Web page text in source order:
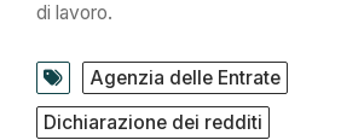
di lavoro.
Agenzia delle Entrate
Dichiarazione dei redditi